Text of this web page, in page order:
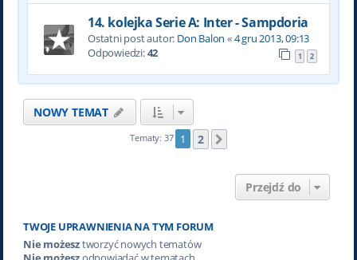
14. kolejka Serie A: Inter - Sampdoria
Ostatni post autor: Don Balon «4 gru 2013, 09:13
Odpowiedzi:42 1 2
NOWY TEMAT
Tematy: 37 1 2
Przejdź do
TWOJE UPRAWNIENIA NA TYM FORUM
Nie możesztworzyć nowych tematów